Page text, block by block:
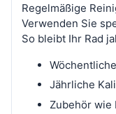
Regelmäßige
Verwenden Sie
So bleibt Ihr Rad
Jährliche
Zubehör wie